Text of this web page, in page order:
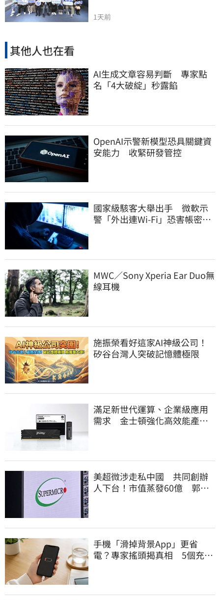
1天前
其他人也在看
AI生成文章容易判斷 專家點
名「4大破綻」秒露餡
OpenAI示警新模型恐具關鍵資
安能力 收緊研發管控
國家級駭客大舉出手 微軟示
警「外出連Wi-Fi」恐害帳密被
MWC／Sony Xperia Ear Duo無
線耳機
施振榮看好這家AI神級公司！
矽谷台灣人突破記憶體極限
滿足新世代運算、企業級應用
需求 金士頓強化高效能產品
美超微涉走私中國 共同創辦
人下台！市值蒸發60億 郭明
手機「滑掉背景App」更省
電？專家搖頭揭真相 5個充電